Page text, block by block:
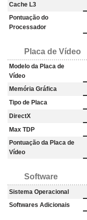
Cache L3
Pontuação do
Processador
Placa de Vídeo
Modelo da Placa de
Vídeo
Memória Gráfica
Tipo de Placa
DirectX
Max TDP
Pontuação da Placa de
Vídeo
Software
Sistema Operacional
Softwares Adicionais